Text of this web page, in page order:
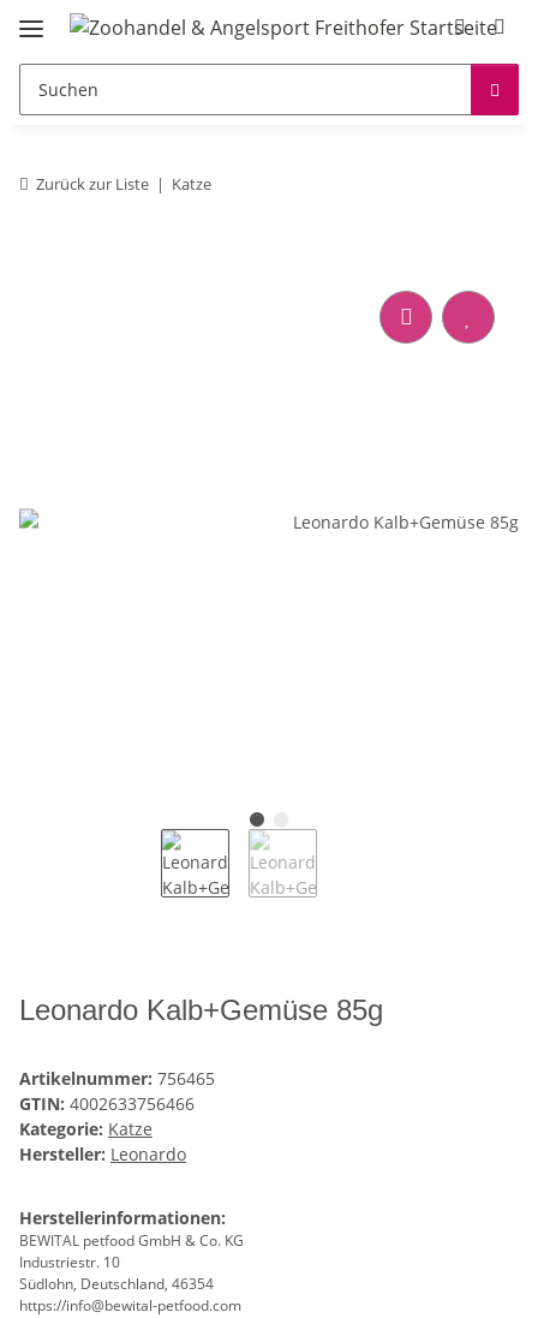
Zurück zur Liste Katze
Leonardo Kalb+Gemüse 85g
Artikelnummer: 756465
GTIN: 4002633756466
Kategorie: Katze
Hersteller: Leonardo
Herstellerinformationen:
BEWITAL petfood GmbH & Co. KG
Industriestr. 10
Südlohn, Deutschland, 46354
https://info@bewital-petfood.com